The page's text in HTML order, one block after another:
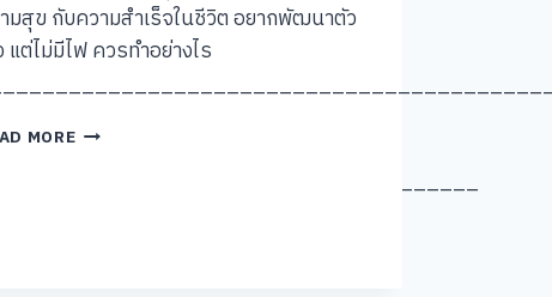
มสุข กับความสำเร็จในชีวิต อยากพัฒนาตัว
แต่ไม่มีไฟ ควรทำอย่างไร
MORE[คุย